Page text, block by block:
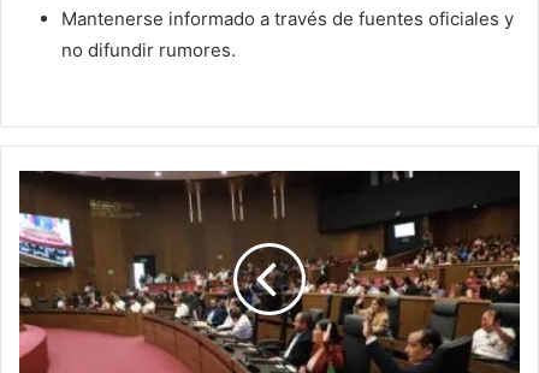
Mantenerse informado a través de fuentes oficiales y
no difundir rumores.